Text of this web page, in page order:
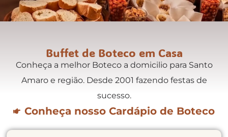
Buffet de Boteco em Casa
Conheça a melhor Boteco a domicilio para Santo
Amaro e região. Desde 2001 fazendo festas de
sucesso.
Conheça nosso Cardápio de Boteco